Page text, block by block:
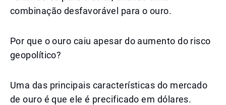
combinação desfavorável para o ouro.
Por que o ouro caiu apesar do aumento do risco
geopolítico?
Uma das principais características do mercado
de ouro é que ele é precificado em dólares.